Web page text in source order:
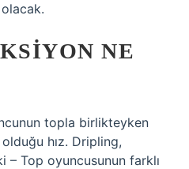
NE
topla birlikteyken
hız. Dripling,
– Top oyuncusunun farklı